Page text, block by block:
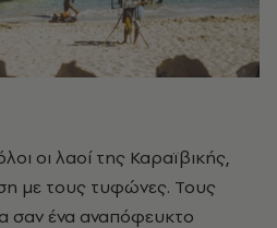
οι λαοί της Καραϊβικής,
με τους τυφώνες. Τους
σαν ένα αναπόφευκτο